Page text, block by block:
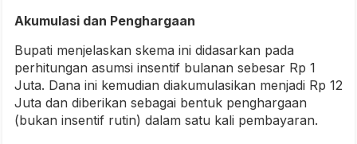
Akumulasi dan Penghargaan
Bupati menjelaskan skema ini didasarkan pada
perhitungan asumsi insentif bulanan sebesar Rp 1
Juta. Dana ini kemudian diakumulasikan menjadi Rp 12
Juta dan diberikan sebagai bentuk penghargaan
(bukan insentif rutin) dalam satu kali pembayaran.